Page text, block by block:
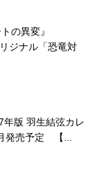
の異変』
ジナル「恐竜対
年版 羽生結弦カレ
発売予定 【...